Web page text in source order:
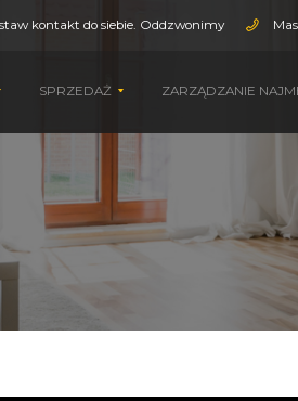
kontakt do siebie. Oddzwonimy
SPRZEDAŻ ZARZĄDZANIE